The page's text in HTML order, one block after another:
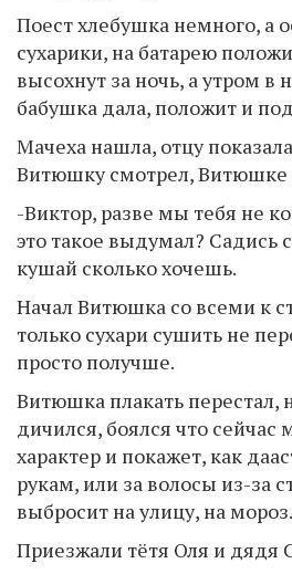
Поест хлебушка немного, а
сухарики, на батарею
высохнут за ночь, а утром в
бабушка дала, положит и
Мачеха нашла, отцу
Витюшку смотрел, Витюшке
-Виктор, разве мы тебя не
это такое выдумал? Садись
кушай сколько хочешь.
Начал Витюшка со всеми к
только сухари сушить не
просто получше.
Витюшка плакать перестал,
дичился, боялся что сейчас
характер и покажет, как
рукам, или за волосы из-за
выбросит на улицу, на мороз.
Приезжали тётя Оля и дядя